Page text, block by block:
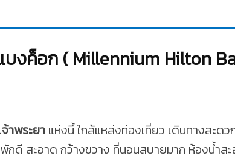
บงค็อก ( Millennium Hilton
าพระยาแห่งนี้ ใกล้แหล่งท่องเที่ยว เดินทางสะดว
กดี สะอาด กว้างขวาง ที่นอนสบายมาก ห้องน้ำส